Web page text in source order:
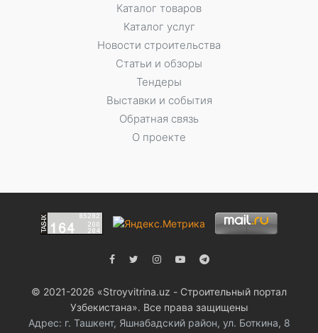
Каталог товаров
Каталог услуг
Новости строительства
Статьи и обзоры
Тендеры
Выставки и события
Обратная связь
О проекте
© 2021-2026 «Stroyvitrina.uz - Строительный портал
Узбекистана». Все права защищены
Адрес: г. Ташкент, Яшнабадский район, ул. Боткина, 8